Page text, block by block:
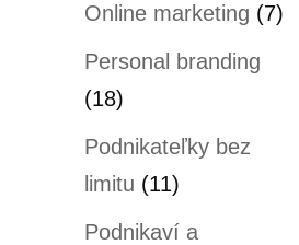
Online marketing (7)
Personal branding
(18)
Podnikateľky bez
limitu (11)
Podnikaví a